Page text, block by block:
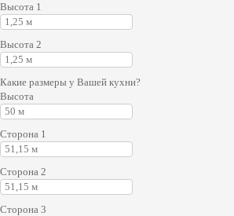
Высота 1
Высота 2
Какие размеры у Вашей кухни?
Высота
Сторона 1
Сторона 2
Сторона 3